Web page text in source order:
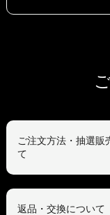
ご注文方法・抽選販
て
返品・交換について